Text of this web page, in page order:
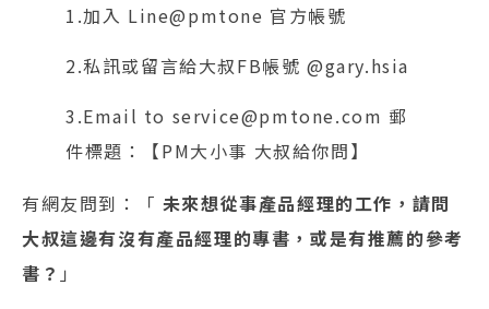
1.加入 Line@pmtone 官方帳號
2.私訊或留言給大叔FB帳號 @gary.hsia
3.Email to service@pmtone.com 郵
件標題：【PM大小事 大叔給你問】
有網友問到：「 未來想從事產品經理的工作，‌‌請問
大叔這邊有沒有產品經理的專書，‌‌或是有推薦的參考
書？ 」